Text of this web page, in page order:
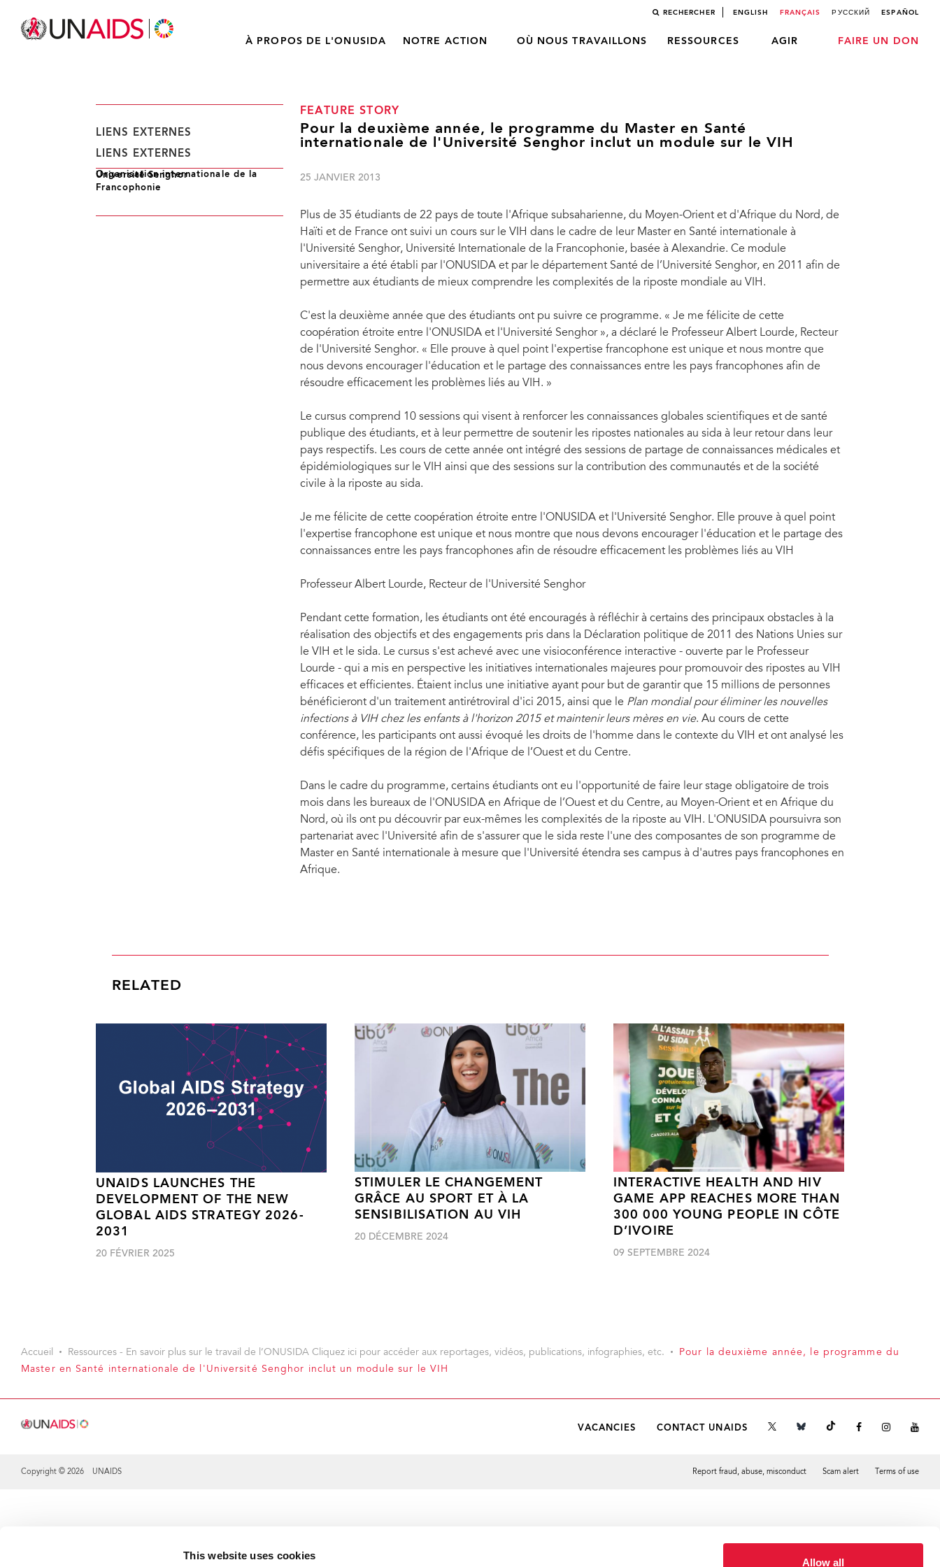
This website uses cookies
Allow all
RECHERCHER ENGLISH FRANÇAIS РУССКИЙ ESPAÑOL
À PROPOS DE L'ONUSIDA NOTRE ACTION OÙ NOUS TRAVAILLONS RESSOURCES AGIR FAIRE UN DON
FEATURE STORY
Pour la deuxième année, le programme du Master en Santé
internationale de l'Université Senghor inclut un module sur le VIH
25 JANVIER 2013
Plus de 35 étudiants de 22 pays de toute l'Afrique subsaharienne, du Moyen-Orient et d'Afrique du Nord, de
Haïti et de France ont suivi un cours sur le VIH dans le cadre de leur Master en Santé internationale à
l'Université Senghor, Université Internationale de la Francophonie, basée à Alexandrie. Ce module
universitaire a été établi par l'ONUSIDA et par le département Santé de l’Université Senghor, en 2011 afin de
permettre aux étudiants de mieux comprendre les complexités de la riposte mondiale au VIH.
C'est la deuxième année que des étudiants ont pu suivre ce programme. « Je me félicite de cette
coopération étroite entre l'ONUSIDA et l'Université Senghor », a déclaré le Professeur Albert Lourde, Recteur
de l'Université Senghor. « Elle prouve à quel point l'expertise francophone est unique et nous montre que
nous devons encourager l'éducation et le partage des connaissances entre les pays francophones afin de
résoudre efficacement les problèmes liés au VIH. »
Le cursus comprend 10 sessions qui visent à renforcer les connaissances globales scientifiques et de santé
publique des étudiants, et à leur permettre de soutenir les ripostes nationales au sida à leur retour dans leur
pays respectifs. Les cours de cette année ont intégré des sessions de partage de connaissances médicales et
épidémiologiques sur le VIH ainsi que des sessions sur la contribution des communautés et de la société
civile à la riposte au sida.
Je me félicite de cette coopération étroite entre l'ONUSIDA et l'Université Senghor. Elle prouve à quel point
l'expertise francophone est unique et nous montre que nous devons encourager l'éducation et le partage des
connaissances entre les pays francophones afin de résoudre efficacement les problèmes liés au VIH
Professeur Albert Lourde, Recteur de l'Université Senghor
Pendant cette formation, les étudiants ont été encouragés à réfléchir à certains des principaux obstacles à la
réalisation des objectifs et des engagements pris dans la Déclaration politique de 2011 des Nations Unies sur
le VIH et le sida. Le cursus s'est achevé avec une visioconférence interactive - ouverte par le Professeur
Lourde - qui a mis en perspective les initiatives internationales majeures pour promouvoir des ripostes au VIH
efficaces et efficientes. Étaient inclus une initiative ayant pour but de garantir que 15 millions de personnes
bénéficieront d'un traitement antirétroviral d'ici 2015, ainsi que le Plan mondial pour éliminer les nouvelles
infections à VIH chez les enfants à l'horizon 2015 et maintenir leurs mères en vie. Au cours de cette
conférence, les participants ont aussi évoqué les droits de l'homme dans le contexte du VIH et ont analysé les
défis spécifiques de la région de l'Afrique de l’Ouest et du Centre.
Dans le cadre du programme, certains étudiants ont eu l'opportunité de faire leur stage obligatoire de trois
mois dans les bureaux de l'ONUSIDA en Afrique de l’Ouest et du Centre, au Moyen-Orient et en Afrique du
Nord, où ils ont pu découvrir par eux-mêmes les complexités de la riposte au VIH. L'ONUSIDA poursuivra son
partenariat avec l'Université afin de s'assurer que le sida reste l'une des composantes de son programme de
Master en Santé internationale à mesure que l'Université étendra ses campus à d'autres pays francophones en
Afrique.
LIENS EXTERNES
LIENS EXTERNES
Université Senghor
Organisation internationale de la
Francophonie
RELATED
UNAIDS LAUNCHES THE
DEVELOPMENT OF THE NEW
GLOBAL AIDS STRATEGY 2026-
2031
20 FÉVRIER 2025
STIMULER LE CHANGEMENT
GRÂCE AU SPORT ET À LA
SENSIBILISATION AU VIH
20 DÉCEMBRE 2024
INTERACTIVE HEALTH AND HIV
GAME APP REACHES MORE THAN
300 000 YOUNG PEOPLE IN CÔTE
D’IVOIRE
09 SEPTEMBRE 2024
Accueil Ressources - En savoir plus sur le travail de l’ONUSIDA Cliquez ici pour accéder aux reportages, vidéos, publications, infographies, etc.
Pour la deuxième année, le programme du
Master en Santé internationale de l'Université Senghor inclut un module sur le VIH
VACANCIES CONTACT UNAIDS
Copyright © 2026 UNAIDS Report fraud, abuse, misconduct Scam alert Terms of use